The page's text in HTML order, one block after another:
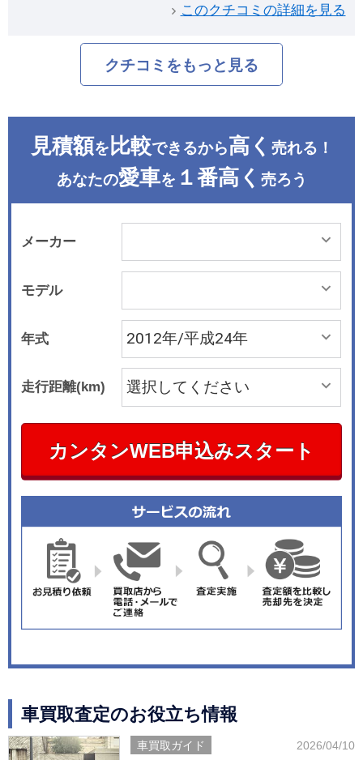
このクチコミの詳細を見る
クチコミをもっと見る
見積額を 比較できるから高く 売れる！
あなたの愛車を １番高く 売ろう
メーカー
モデル
年式
走行距離(km)
カンタンWEB申込みスタート
車買取査定のお役立ち情報
車買取ガイド 2026/04/10